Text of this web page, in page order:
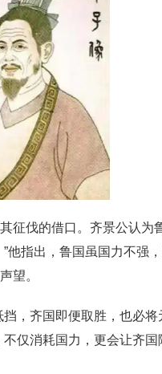
征伐的借口。齐景公认为
指出，鲁国虽国力不强
望。
，齐国即便取胜，也必
仅消耗国力，更会让齐